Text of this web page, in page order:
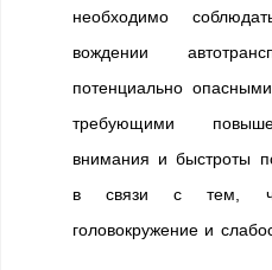
необходимо
вождении
потенциально
требующими
внимания и быстроты
в связи с тем,
головокружение и